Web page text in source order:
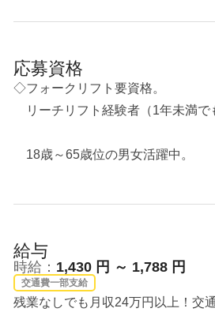
応募資格
◇フォークリフト要資格。
リーチリフト経験者（1年未満で
18歳～65歳位の男女活躍中。
給与
時給： 1,430 円 ～ 1,788 円
交通費一部支給
残業なしでも月収24万円以上！交